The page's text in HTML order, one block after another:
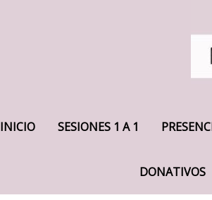
INICIO SESIONES 1 A 1
DONATIVOS